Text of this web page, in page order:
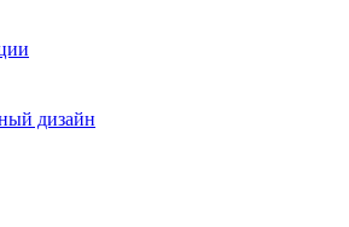
дизайн